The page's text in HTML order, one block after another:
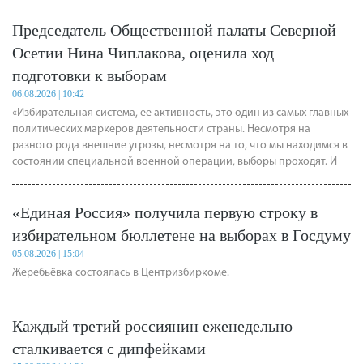
Председатель Общественной палаты Северной
Осетии Нина Чиплакова, оценила ход
подготовки к выборам
06.08.2026 | 10:42
«Избирательная система, ее активность, это один из самых главных
политических маркеров деятельности страны. Несмотря на
разного рода внешние угрозы, несмотря на то, что мы находимся в
состоянии специальной военной операции, выборы проходят. И
«Единая Россия» получила первую строку в
избирательном бюллетене на выборах в Госдуму
05.08.2026 | 15:04
Жеребьёвка состоялась в Центризбиркоме.
Каждый третий россиянин еженедельно
сталкивается с дипфейками